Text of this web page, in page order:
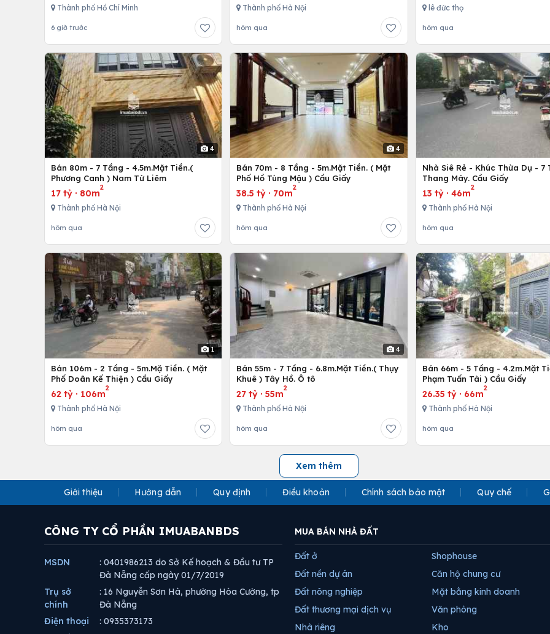
Thành phố Hồ Chí Minh
6 giờ trước
Thành phố Hà Nội
hôm qua
lê đức thọ
hôm qua
4
Bán 80m - 7 Tầng - 4.5m.Mặt Tiền.(
Phương Canh ) Nam Từ Liêm
17 tỷ · 80m
2
Thành phố Hà Nội
hôm qua
4
Bán 70m - 8 Tầng - 5m.Mặt Tiền. ( Mặt
Phố Hồ Tùng Mậu ) Cầu Giấy
38.5 tỷ · 70m
2
Thành phố Hà Nội
hôm qua
Nhà Siê Rẻ - Khúc Thừa Dụ - 7
Thang Máy. Cầu Giấy
13 tỷ· 46m
2
Thành phố Hà Nội
hôm qua
1
Bán 106m - 2 Tầng - 5m.Mặ Tiền. ( Mặt
Phố Doãn Kế Thiện ) Cầu Giấy
62 tỷ · 106m
2
Thành phố Hà Nội
hôm qua
4
Bán 55m - 7 Tầng - 6.8m.Mặt Tiền.( Thụy
Khuê ) Tây Hồ. Ô tô
27 tỷ ·55m
2
Thành phố Hà Nội
hôm qua
Bán 66m - 5 Tầng - 4.2m.Mặt
Phạm Tuấn Tài ) Cầu Giấy
26.35 tỷ· 66m
2
Thành phố Hà Nội
hôm qua
Xem thêm
Giới thiệu Hướng dẫn Quy định Điều khoản Chính sách bảo mật Quy chế
CÔNG TY CỔ PHẦN IMUABANBDS
MSDN
: 0401986213 do Sở Kế hoạch & Đầu tư TP
Đà Nẵng cấp ngày 01/7/2019
Trụ sở
chính
: 16 Nguyễn Sơn Hà, phường Hòa Cường, tp
Đà Nẵng
Điện thoại
: 0935373173
MUA BÁN NHÀ ĐẤT
Đất ở
Đất nền dự án
Đất nông nghiệp
Đất thương mại dịch vụ
Nhà riêng
Shophouse
Căn hộ chung cư
Mặt bằng kinh doanh
Văn phòng
Kho